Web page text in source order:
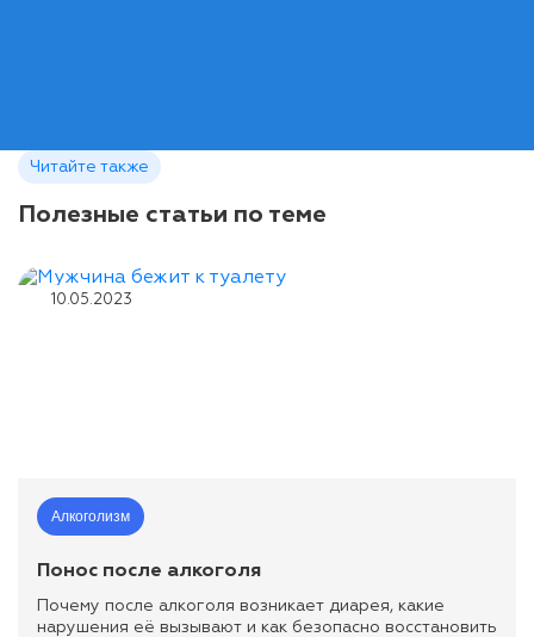
Читайте также
Полезные статьи по теме
10.05.2023
Алкоголизм
Понос после алкоголя
Почему после алкоголя возникает диарея, какие
нарушения её вызывают и как безопасно восстановить